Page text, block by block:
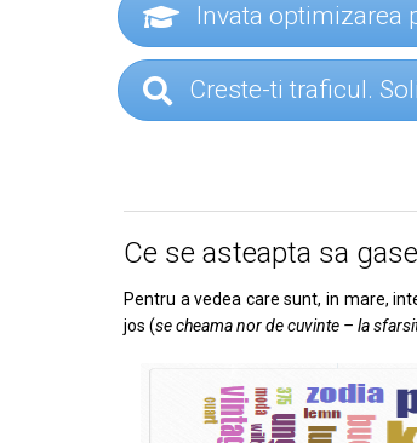
Invata optimizarea
Creste-ti traficul.
Ce se asteapta sa
Pentru a vedea care sunt, in mare,
jos (se cheama nor de cuvinte – la